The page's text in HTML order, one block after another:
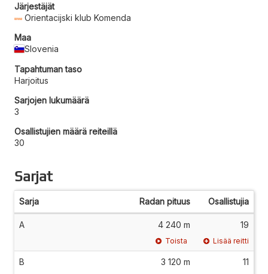
Järjestäjät
Orientacijski klub Komenda
Maa
Slovenia
Tapahtuman taso
Harjoitus
Sarjojen lukumäärä
3
Osallistujien määrä reiteillä
30
Sarjat
Sarja Radan pituus Osallistujia
A 4 240 m 19
Toista Lisää reitti
B 3 120 m 11